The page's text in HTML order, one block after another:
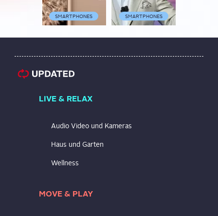
SMARTPHONES SMARTPHONES
LIVE & RELAX
Audio Video und Kameras
Haus und Garten
Wellness
MOVE & PLAY